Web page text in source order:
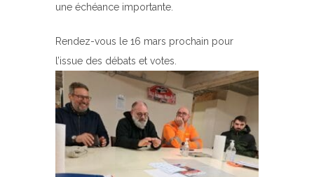
une échéance importante.
Rendez-vous le 16 mars prochain pour
l’issue des débats et votes.